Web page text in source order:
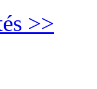
>>